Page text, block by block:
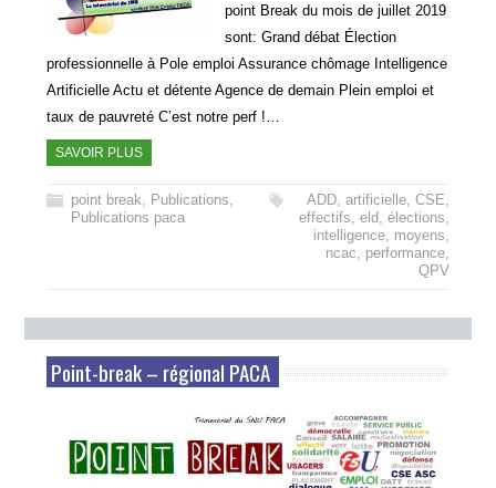
point Break du mois de juillet 2019
sont: Grand débat Élection
professionnelle à Pole emploi Assurance chômage Intelligence
Artificielle Actu et détente Agence de demain Plein emploi et
taux de pauvreté C’est notre perf !…
SAVOIR PLUS
point break, Publications,
Publications paca
ADD, artificielle, CSE,
effectifs, eld, élections,
intelligence, moyens,
ncac, performance,
QPV
Point-break – régional PACA